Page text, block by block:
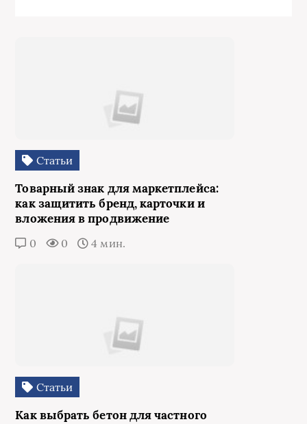
Статьи
Товарный знак для маркетплейса:
как защитить бренд, карточки и
вложения в продвижение
0 0 4 мин.
Статьи
Как выбрать бетон для частного